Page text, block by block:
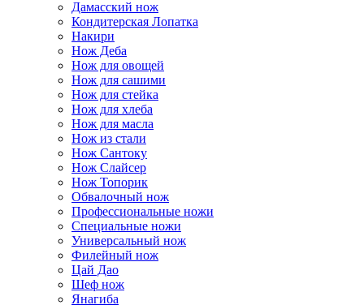
Дамасский нож
Кондитерская Лопатка
Накири
Нож Деба
Нож для овощей
Нож для сашими
Нож для стейка
Нож для хлеба
Нож для масла
Нож из стали
Нож Сантоку
Нож Слайсер
Нож Топорик
Обвалочный нож
Профессиональные ножи
Специальные ножи
Универсальный нож
Филейный нож
Цай Дао
Шеф нож
Янагиба